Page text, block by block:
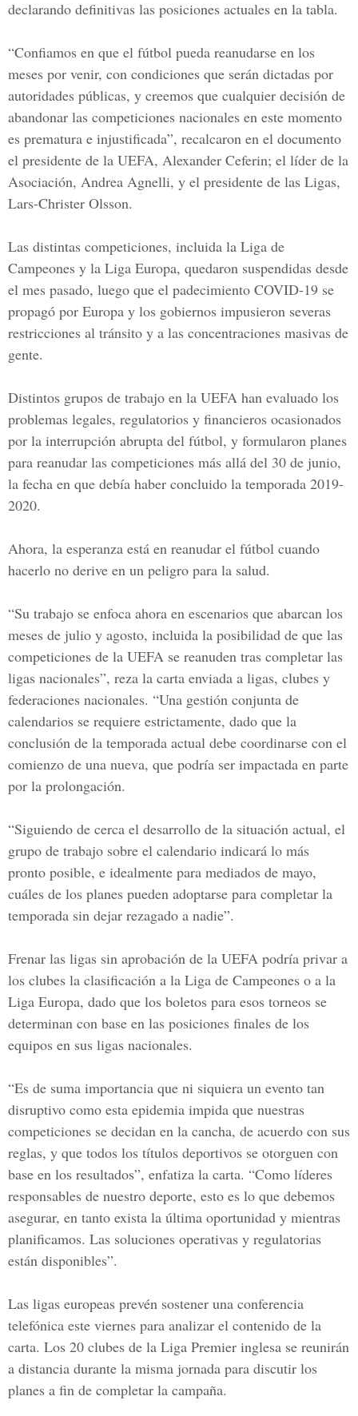
declarando definitivas las posiciones actuales en la tabla.
“Confiamos en que el fútbol pueda reanudarse en los
meses por venir, con condiciones que serán dictadas por
autoridades públicas, y creemos que cualquier decisión de
abandonar las competiciones nacionales en este momento
es prematura e injustificada”, recalcaron en el documento
el presidente de la UEFA, Alexander Ceferin; el líder de la
Asociación, Andrea Agnelli, y el presidente de las Ligas,
Lars-Christer Olsson.
Las distintas competiciones, incluida la Liga de
Campeones y la Liga Europa, quedaron suspendidas desde
el mes pasado, luego que el padecimiento COVID-19 se
propagó por Europa y los gobiernos impusieron severas
restricciones al tránsito y a las concentraciones masivas de
gente.
Distintos grupos de trabajo en la UEFA han evaluado los
problemas legales, regulatorios y financieros ocasionados
por la interrupción abrupta del fútbol, y formularon planes
para reanudar las competiciones más allá del 30 de junio,
la fecha en que debía haber concluido la temporada 2019-
2020.
Ahora, la esperanza está en reanudar el fútbol cuando
hacerlo no derive en un peligro para la salud.
“Su trabajo se enfoca ahora en escenarios que abarcan los
meses de julio y agosto, incluida la posibilidad de que las
competiciones de la UEFA se reanuden tras completar las
ligas nacionales”, reza la carta enviada a ligas, clubes y
federaciones nacionales. “Una gestión conjunta de
calendarios se requiere estrictamente, dado que la
conclusión de la temporada actual debe coordinarse con el
comienzo de una nueva, que podría ser impactada en parte
por la prolongación.
“Siguiendo de cerca el desarrollo de la situación actual, el
grupo de trabajo sobre el calendario indicará lo más
pronto posible, e idealmente para mediados de mayo,
cuáles de los planes pueden adoptarse para completar la
temporada sin dejar rezagado a nadie”.
Frenar las ligas sin aprobación de la UEFA podría privar a
los clubes la clasificación a la Liga de Campeones o a la
Liga Europa, dado que los boletos para esos torneos se
determinan con base en las posiciones finales de los
equipos en sus ligas nacionales.
“Es de suma importancia que ni siquiera un evento tan
disruptivo como esta epidemia impida que nuestras
competiciones se decidan en la cancha, de acuerdo con sus
reglas, y que todos los títulos deportivos se otorguen con
base en los resultados”, enfatiza la carta. “Como líderes
responsables de nuestro deporte, esto es lo que debemos
asegurar, en tanto exista la última oportunidad y mientras
planificamos. Las soluciones operativas y regulatorias
están disponibles”.
Las ligas europeas prevén sostener una conferencia
telefónica este viernes para analizar el contenido de la
carta. Los 20 clubes de la Liga Premier inglesa se reunirán
a distancia durante la misma jornada para discutir los
planes a fin de completar la campaña.